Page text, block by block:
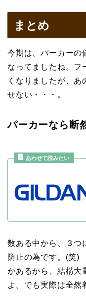
まとめ
今期は、パーカーの
なってましたね。フ
くなりましたが、
せない・・・。
パーカーなら断
数ある中から、３つ
防止の為です。(笑)
があるから、結構大
よ。でも実際は全然